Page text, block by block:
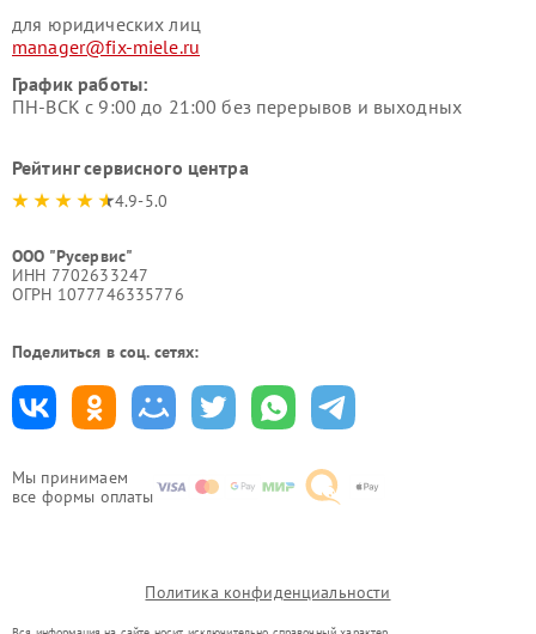
Мы принимаем
все формы оплаты
для юридических лиц
manager@fix-miele.ru
График работы:
ПН-ВСК с 9:00 до 21:00 без перерывов и выходных
Рейтинг сервисного центра
4.9-5.0
ООО "Русервис"
ИНН 7702633247
ОГРН 1077746335776
Поделиться в соц. сетях:
Политика конфиденциальности